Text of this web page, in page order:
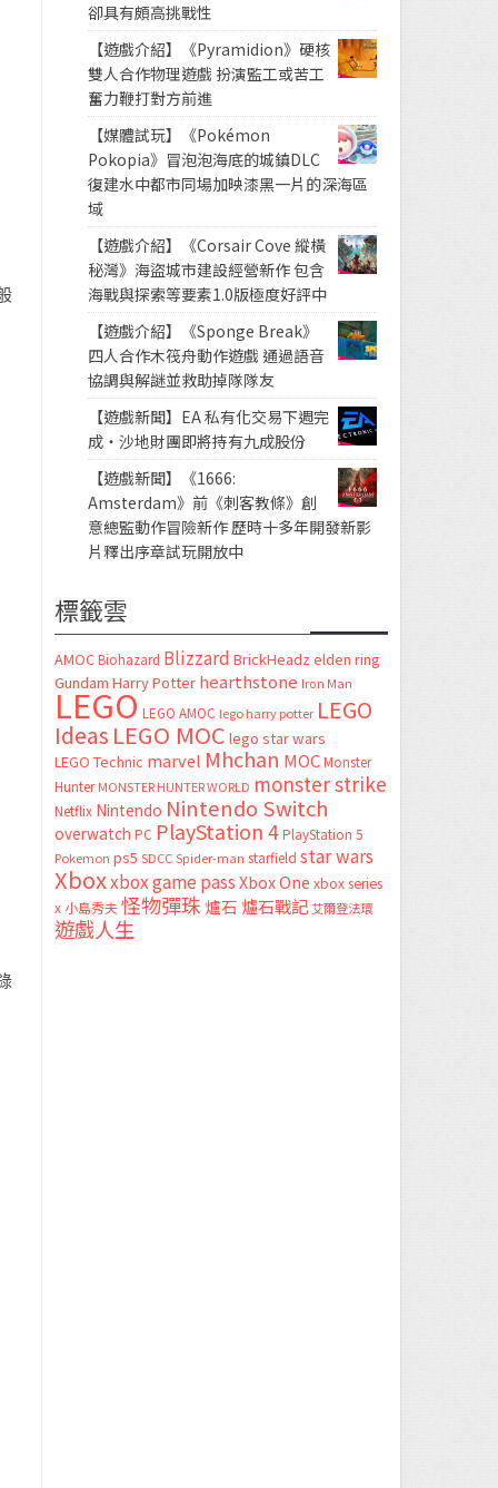
卻具有頗高挑戰性
【遊戲介紹】《Pyramidion》硬核
雙人合作物理遊戲 扮演監工或苦工
奮力鞭打對方前進
【媒體試玩】《Pokémon
Pokopia》冒泡泡海底的城鎮DLC
復建水中都市同場加映漆黑一片的深海區
域
【遊戲介紹】《Corsair Cove 縱橫
秘灣》海盜城市建設經營新作 包含
海戰與探索等要素1.0版極度好評中
【遊戲介紹】《Sponge Break》
四人合作木筏舟動作遊戲 通過語音
協調與解謎並救助掉隊隊友
【遊戲新聞】EA 私有化交易下週完
成・沙地財團即將持有九成股份
【遊戲新聞】《1666:
Amsterdam》前《刺客教條》創
意總監動作冒險新作 歷時十多年開發新影
片釋出序章試玩開放中
標籤雲
AMOC Biohazard Blizzard BrickHeadz elden ring
Gundam Harry Potter hearthstone Iron Man
LEGO LEGO AMOC lego harry potter LEGO
Ideas LEGO MOC lego star wars
LEGO Technic marvel Mhchan MOC Monster
Hunter MONSTER HUNTER WORLD monster strike
Netflix Nintendo Nintendo Switch
overwatch PC PlayStation 4 PlayStation 5
Pokemon ps5 SDCC Spider-man starfield star wars
Xboxxbox game passXbox One xbox series
x 小島秀夫怪物彈珠 爐石 爐石戰記艾爾登法環
遊戲人生